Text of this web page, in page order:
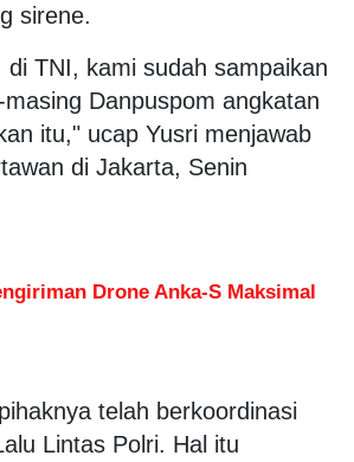
sirene.
di TNI, kami sudah sampaikan
Danpuspom angkatan
itu," ucap Yusri menjawab
di Jakarta, Senin
Drone Anka-S Maksimal
telah berkoordinasi
Lintas Polri. Hal itu